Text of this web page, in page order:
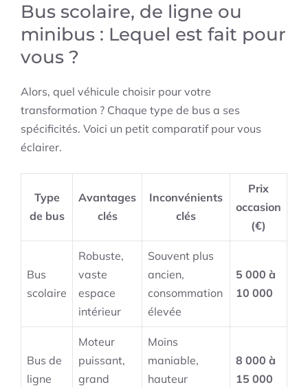
Bus scolaire, de ligne ou
minibus : Lequel est fait pour
vous ?
Alors, quel véhicule choisir pour votre
transformation ? Chaque type de bus a ses
spécificités. Voici un petit comparatif pour vous
éclairer.
Type
de bus
Avantages
clés
Inconvénients
clés
Prix
occasion
(€)
Bus
scolaire
Robuste,
vaste
espace
intérieur
Souvent plus
ancien,
consommation
élevée
5 000 à
10 000
Bus de
ligne
Moteur
puissant,
grand
Moins
maniable,
hauteur
8 000 à
15 000